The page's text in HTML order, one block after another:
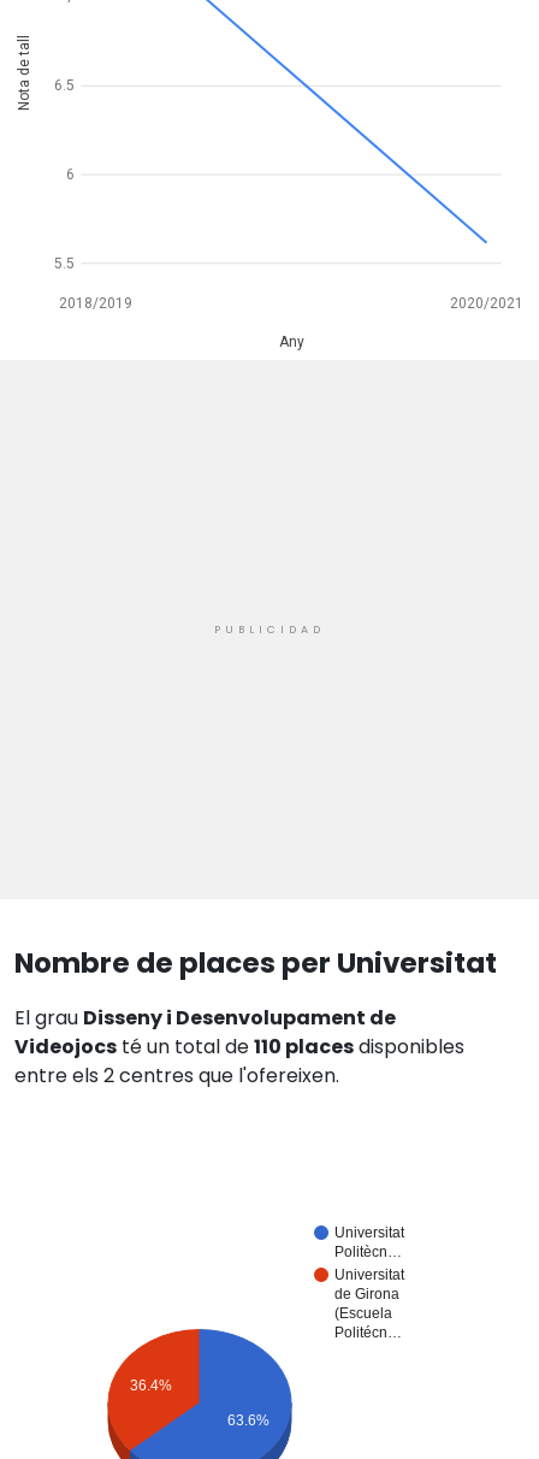
2018/2019 2020/2021
Any
5.5
6
6.5
Nota de tall
Nombre de places per Universitat
El grau Disseny i Desenvolupament de
Videojocs té un total de110 placesdisponibles
entre els 2 centres que l'ofereixen.
Universitat
Politècn…
Universitat
de Girona
(Escuela
Politécn…
36.4%
63.6%